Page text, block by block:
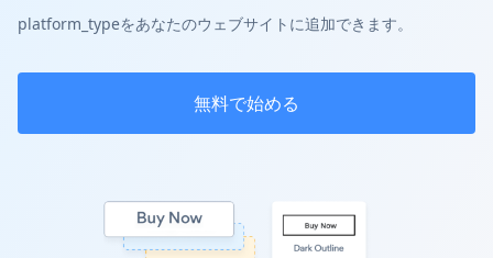
platform_typeをあなたのウェブサイトに追加できます。
無料で始める